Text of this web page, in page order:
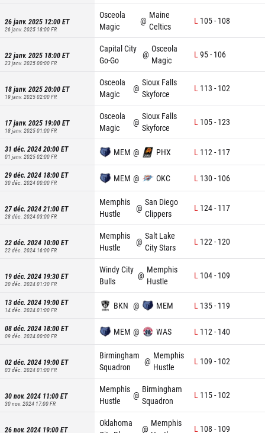
26 janv. 2025 12:00ET
26 janv. 2025 18:00FR
Osceola
Magic
@
Maine
Celtics
L 105- 108
22 janv. 2025 18:00ET
23 janv. 2025 00:00FR
Capital City
Go-Go
@
Osceola
Magic
L95- 106
18 janv. 2025 20:00ET
19 janv. 2025 02:00FR
Osceola
Magic
@
Sioux Falls
Skyforce
L 113 - 102
17 janv. 2025 19:00ET
18 janv. 2025 01:00FR
Osceola
Magic
@
Sioux Falls
Skyforce
L 105- 123
31 déc. 2024 20:00ET
01 janv. 2025 02:00FR MEM @ PHX L 112 - 117
29 déc. 2024 18:00ET
30 déc. 2024 00:00FR MEM @ OKC L 130- 106
27 déc. 2024 21:00ET
28 déc. 2024 03:00FR
Memphis
Hustle
@
San Diego
Clippers
L 124- 117
22 déc. 2024 10:00ET
22 déc. 2024 16:00FR
Memphis
Hustle
@
Salt Lake
City Stars
L 122- 120
19 déc. 2024 19:30ET
20 déc. 2024 01:30FR
Windy City
Bulls
@
Memphis
Hustle
L 104- 109
13 déc. 2024 19:00ET
14 déc. 2024 01:00FR BKN @ MEM L 135- 119
08 déc. 2024 18:00ET
09 déc. 2024 00:00FR MEM @ WAS L 112 - 140
02 déc. 2024 19:00ET
03 déc. 2024 01:00FR
Birmingham
Squadron
@
Memphis
Hustle
L 109 - 102
30 nov. 2024 11:00ET
30 nov. 2024 17:00FR
Memphis
Hustle
@
Birmingham
Squadron
L 115- 102
26 nov. 2024 19:00ET
Oklahoma
@
Memphis
L 108 - 109